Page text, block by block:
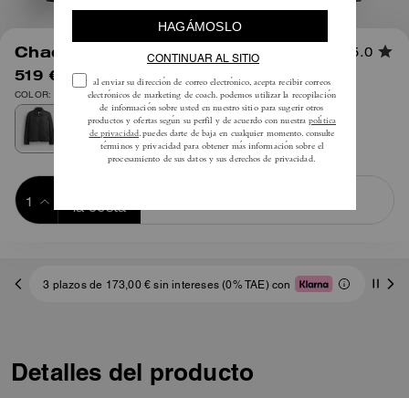
Chaqueta de piel 5.0
519 € 795 €
COLOR: Negro
la cesta
3 plazos de 173,00 € sin intereses (0% TAE) con
Detalles del producto